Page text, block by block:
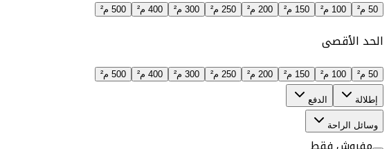
50 م² 100 م² 150 م² 200 م² 250 م² 300 م² 400 م² 500 م²
الحد الأقصى
50 م² 100 م² 150 م² 200 م² 250 م² 300 م² 400 م² 500 م²
إطلالة الدفع
وسائل الراحة